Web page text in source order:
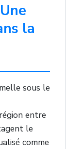
la
sous le
entre
le
comme